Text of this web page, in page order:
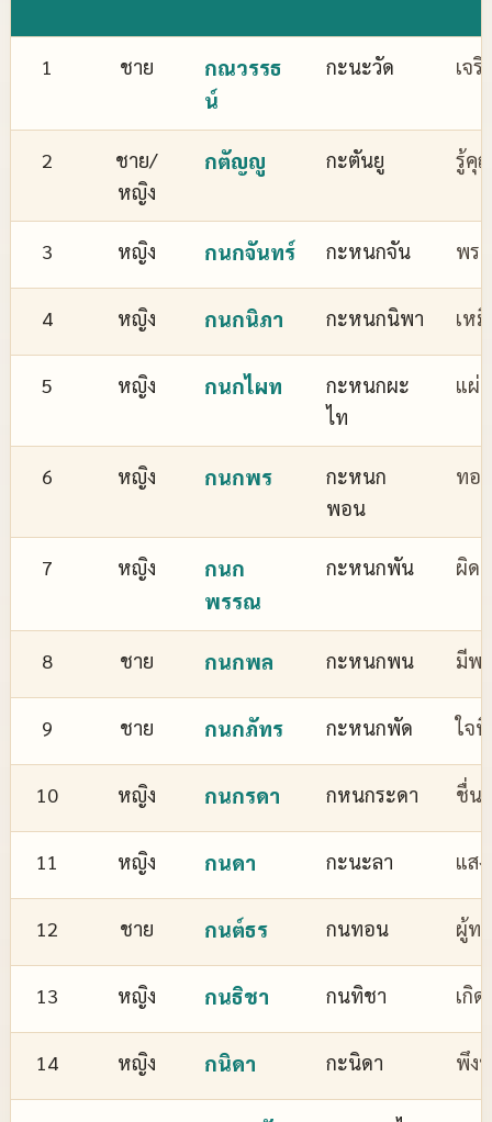
1 ชาย
กณวรรธ
น์
กะนะวัด เจ
2
ชาย/
หญิง
กตัญญู กะตันยู รู้คุ
3 หญิง กนกจันทร์ กะหนกจัน พร
4 หญิง กนกนิภา กะหนกนิพา เห
5 หญิง กนกไผท
กะหนกผะ
ไท
แผ่
6 หญิง กนกพร
กะหนก
พอน
ทอ
7 หญิง
กนก
พรรณ
กะหนกพัน ผิด
8 ชาย กนกพล กะหนกพน มีพ
9 ชาย กนกภัทร กะหนกพัด ใจ
10 หญิง กนกรดา กหนกระดา ชื่น
11 หญิง กนดา กะนะลา แสง
12 ชาย กนต์ธร กนทอน ผู้ท
13 หญิง กนธิชา กนทิชา เกิด
14 หญิง กนิดา กะนิดา พึง